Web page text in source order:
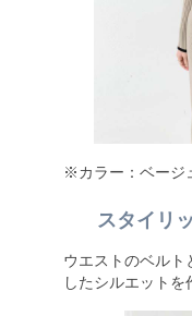
※カラー：ベージ
スタイリ
ウエストのベルト
したシルエット